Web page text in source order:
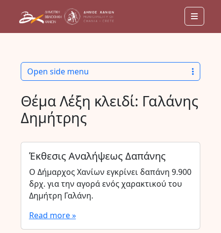
Menu
Θέμα Λέξη κλειδί: Γαλάνης
Δημήτρης
Έκθεσις Αναλήψεως Δαπάνης
Ο Δήμαρχος Χανίων εγκρίνει δαπάνη 9.900
δρχ. για την αγορά ενός χαρακτικού του
Δημήτρη Γαλάνη.
Read more »
Open side menu